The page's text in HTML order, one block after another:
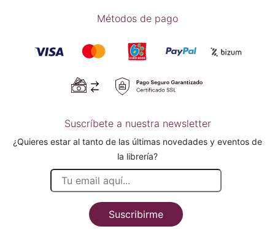
Métodos de pago
Suscríbete a nuestra newsletter
¿Quieres estar al tanto de las últimas novedades y eventos de
la librería?
Suscribirme